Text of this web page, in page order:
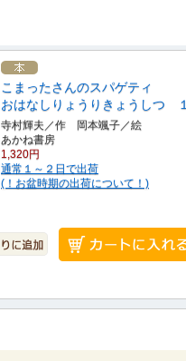
こまったさんのスパゲティ
おはなしりょうりきょうしつ １
寺村輝夫／作 岡本颯子／絵
あかね書房
1,320円
通常１～２日で出荷
(！お盆時期の出荷について！)